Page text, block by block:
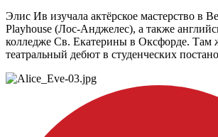
Элис Ив изучала актёрское мастерство в
Playhouse (Лос-Анджелес), а также
колледже Св. Екатерины в Оксфорде. Там
театральный дебют в студенческих